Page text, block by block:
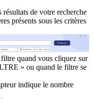
de votre recherche
présents sous les critères
quand vous cliquez sur
» ou quand le filtre se
indique le nombre